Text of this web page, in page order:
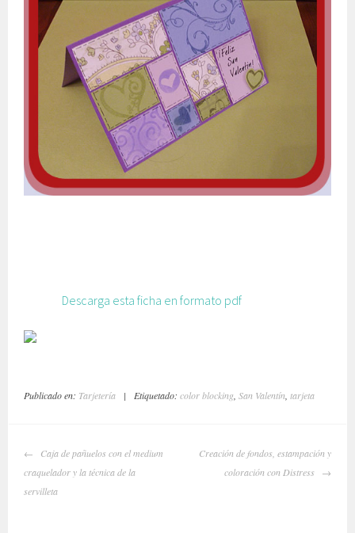
Descarga esta ficha en formato pdf
Publicado en: Tarjetería | Etiquetado:color blocking ,San Valentín ,tarjeta
NAVEGADOR
DE
ARTÍCULOS
Caja de pañuelos con el medium
craquelador y la técnica de la
servilleta
Creación de fondos, estampación y
coloración con Distress